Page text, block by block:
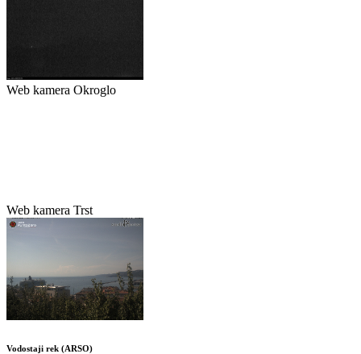
Web kamera Okroglo
Web kamera Trst
Vodostaji rek (ARSO)